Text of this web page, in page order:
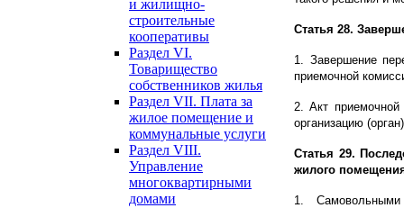
и жилищно-
строительные
кооперативы
Раздел VI.
Товарищество
собственников жилья
Раздел VII. Плата за
жилое помещение и
коммунальные услуги
Раздел VIII.
Управление
многоквартирными
домами
Статья 28.
1. Завершение
приемочной
2. Акт
организацию
Статья 29.
жилого
1.